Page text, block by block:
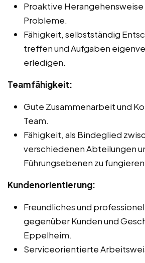
Proaktive Herangehensweise
Probleme.
Fähigkeit, selbstständig
treffen und Aufgaben
erledigen.
Teamfähigkeit:
Gute Zusammenarbeit und
Team.
Fähigkeit, als Bindeglied
verschiedenen Abteilungen
Führungsebenen zu
Kundenorientierung:
Freundliches und
gegenüber Kunden und
Eppelheim.
Serviceorientierte